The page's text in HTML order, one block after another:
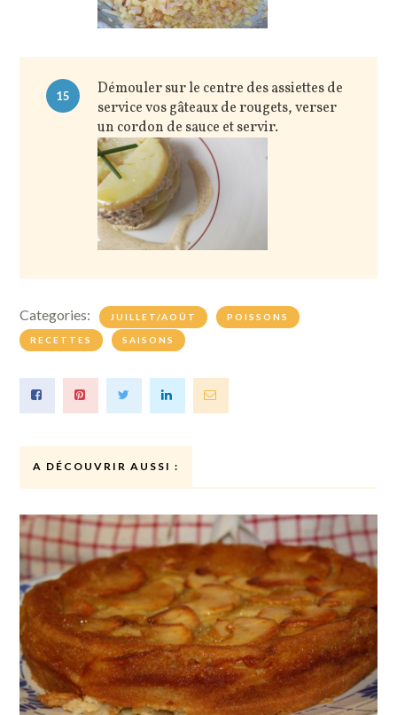
15
Démouler sur le centre des assiettes de
service vos gâteaux de rougets, verser
un cordon de sauce et servir.
Categories: JUILLET/AOÛT POISSONS
RECETTES SAISONS
A DÉCOUVRIR AUSSI :